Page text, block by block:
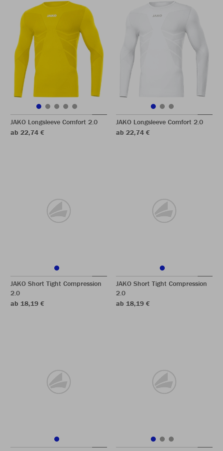
JAKO Longsleeve Comfort 2.0
ab 22,74 €
JAKO Longsleeve Comfort 2.0
ab 22,74 €
JAKO Short Tight Compression
2.0
ab 18,19 €
JAKO Short Tight Compression
2.0
ab 18,19 €